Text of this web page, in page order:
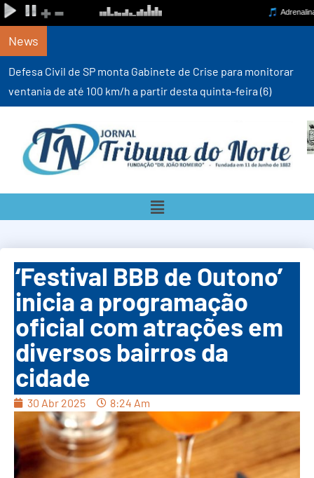
News
Defesa Civil de SP monta Gabinete de Crise para monitorar
ventania de até 100 km/h a partir desta quinta-feira (6)
‘Festival BBB de Outono’
inicia a programação
oficial com atrações em
diversos bairros da
cidade
30 Abr 2025 8:24 Am